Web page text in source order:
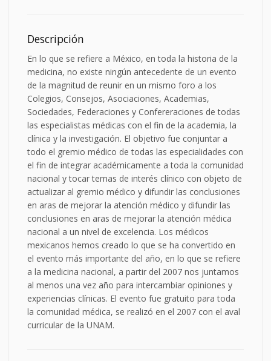
Descripción
En lo que se refiere a México, en toda la historia de la
medicina, no existe ningún antecedente de un evento
de la magnitud de reunir en un mismo foro a los
Colegios, Consejos, Asociaciones, Academias,
Sociedades, Federaciones y Confereraciones de todas
las especialistas médicas con el fin de la academia, la
clínica y la investigación. El objetivo fue conjuntar a
todo el gremio médico de todas las especialidades con
el fin de integrar académicamente a toda la comunidad
nacional y tocar temas de interés clínico con objeto de
actualizar al gremio médico y difundir las conclusiones
en aras de mejorar la atención médico y difundir las
conclusiones en aras de mejorar la atención médica
nacional a un nivel de excelencia. Los médicos
mexicanos hemos creado lo que se ha convertido en
el evento más importante del año, en lo que se refiere
a la medicina nacional, a partir del 2007 nos juntamos
al menos una vez año para intercambiar opiniones y
experiencias clínicas. El evento fue gratuito para toda
la comunidad médica, se realizó en el 2007 con el aval
curricular de la UNAM.